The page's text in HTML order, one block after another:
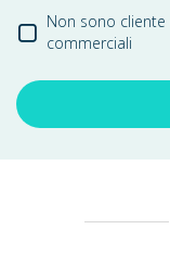
Non sono
commerciali